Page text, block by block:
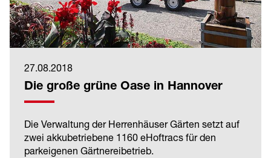
27.08.2018
Die große grüne Oase in Hannover
Die Verwaltung der Herrenhäuser Gärten setzt auf
zwei akkubetriebene 1160 eHoftracs für den
parkeigenen Gärtnereibetrieb.